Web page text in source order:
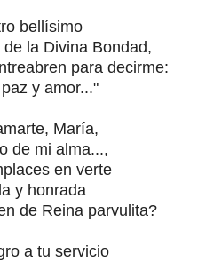
bellísimo
la Divina Bondad,
para decirme:
y amor..."
María,
de mi alma...,
en verte
y honrada
de Reina parvulita?
a tu servicio